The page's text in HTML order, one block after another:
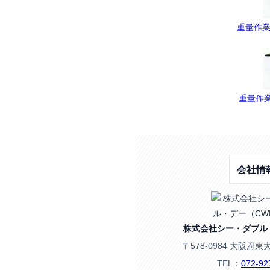
重量作
重量作
会社情
株式会社シー・ダブ
〒578-0984 大阪府東
TEL： 072-